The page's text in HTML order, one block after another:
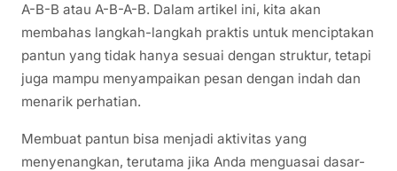
A-B-B atau A-B-A-B. Dalam artikel ini, kita akan
membahas langkah-langkah praktis untuk menciptakan
pantun yang tidak hanya sesuai dengan struktur, tetapi
juga mampu menyampaikan pesan dengan indah dan
menarik perhatian.
Membuat pantun bisa menjadi aktivitas yang
menyenangkan, terutama jika Anda menguasai dasar-